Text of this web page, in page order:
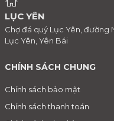
LỤC YÊN
Chợ đá quý Lục Yên, đường
Lục Yên, Yên Bái
CHÍNH SÁCH CHUNG
Chính sách bảo mật
Chính sách thanh toán